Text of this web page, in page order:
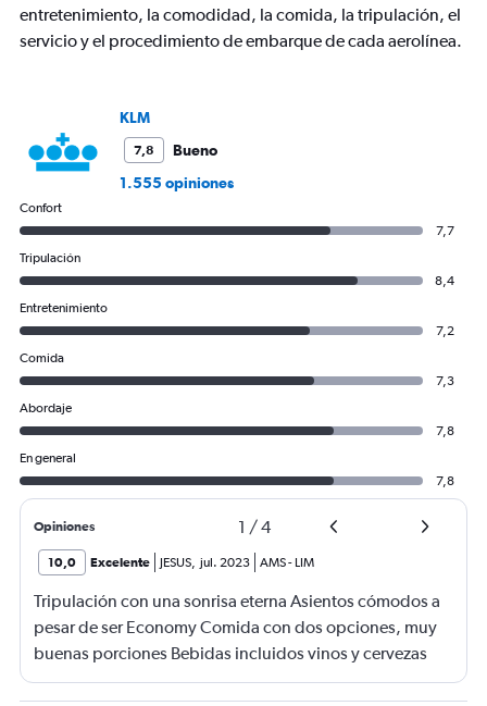
values.
Range:
entretenimiento, la comodidad, la comida, la tripulación, el
servicio y el procedimiento de embarque de cada aerolínea.
KLM
7,8
Bueno
1.555 opiniones
Confort
7,7
Tripulación
8,4
Entretenimiento
7,2
Comida
7,3
Abordaje
7,8
En general
7,8
Opiniones 1 /4
10,0 Excelente JESUS, jul. 2023 AMS- LIM
Tripulación con una sonrisa eterna Asientos cómodos a
pesar de ser Economy Comida con dos opciones, muy
buenas porciones Bebidas incluidos vinos y cervezas
vuelo muy tranquilo Información oportuna durante todo